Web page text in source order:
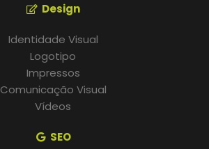
Design
Identidade Visual
Logotipo
Impressos
Comunicação Visual
Vídeos
SEO